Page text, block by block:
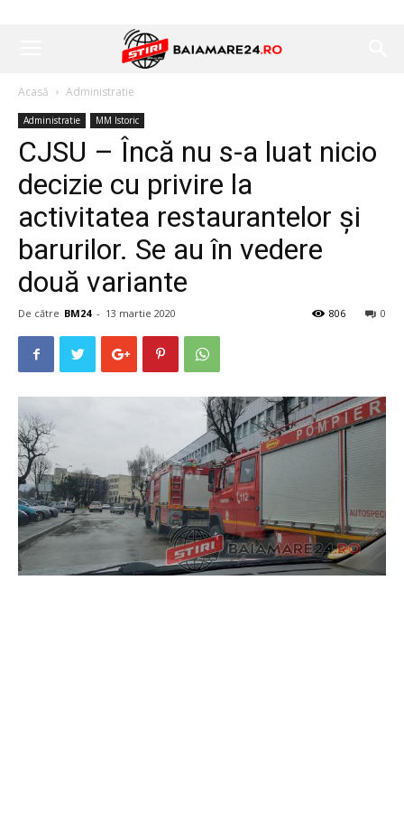
Acasă Administratie
Administratie MM Istoric
CJSU – Încă nu s-a luat nicio
decizie cu privire la
activitatea restaurantelor și
barurilor. Se au în vedere
două variante
De către BM24 - 13 martie 2020 0
806